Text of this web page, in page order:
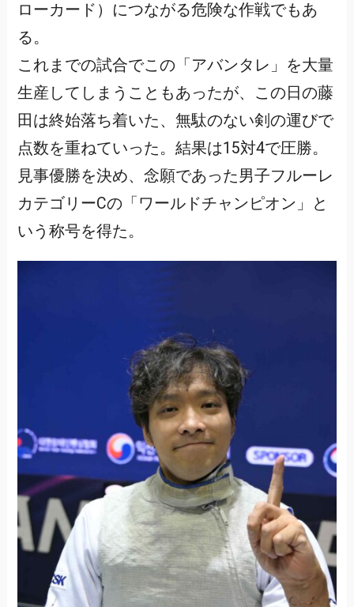
ローカード）につながる危険な作戦でもあ
る。
これまでの試合でこの「アバンタレ」を大量
生産してしまうこともあったが、この日の藤
田は終始落ち着いた、無駄のない剣の運びで
点数を重ねていった。結果は15対4で圧勝。
見事優勝を決め、念願であった男子フルーレ
カテゴリーCの「ワールドチャンピオン」と
いう称号を得た。